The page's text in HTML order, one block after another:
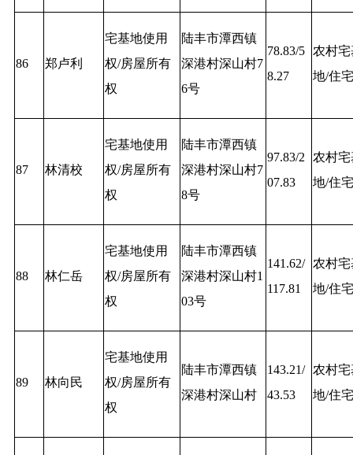
86 郑卢利
宅基地使用
权/房屋所有
权
陆丰市潭西镇
深港村深山村7
6号
78.83/5
8.27
农村宅
地/住宅
87 林清校
宅基地使用
权/房屋所有
权
陆丰市潭西镇
深港村深山村7
8号
97.83/2
07.83
农村宅
地/住宅
88 林仁岳
宅基地使用
权/房屋所有
权
陆丰市潭西镇
深港村深山村1
03号
141.62/
117.81
农村宅
地/住宅
89 林向民
宅基地使用
权/房屋所有
权
陆丰市潭西镇
深港村深山村
143.21/
43.53
农村宅
地/住宅